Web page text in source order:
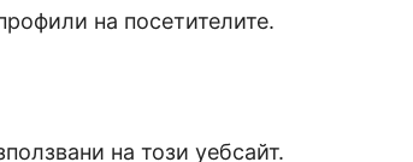
на посетителите.
на този уебсайт.